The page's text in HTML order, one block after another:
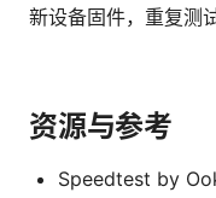
新设备固件，重复测
资源与参考
Speedtest by